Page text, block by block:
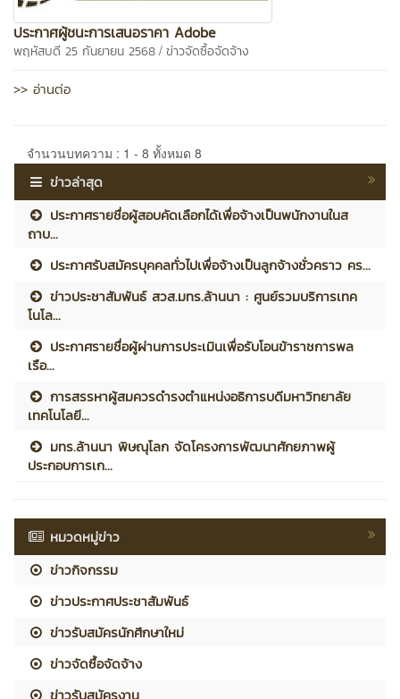
ประกาศผู้ชนะการเสนอราคา Adobe
พฤหัสบดี 25 กันยายน 2568 / ข่าวจัดซื้อจัดจ้าง
>> อ่านต่อ
จำนวนบทความ : 1 - 8 ทั้งหมด 8
ข่าวล่าสุด
ประกาศรายชื่อผู้สอบคัดเลือกได้เพื่อจ้างเป็นพนักงานในส
ถาบ...
ประกาศรับสมัครบุคคลทั่วไปเพื่อจ้างเป็นลูกจ้างชั่วคราว คร...
ข่าวประชาสัมพันธ์ สวส.มทร.ล้านนา : ศูนย์รวมบริการเทค
โนโล...
ประกาศรายชื่อผู้ผ่านการประเมินเพื่อรับโอนข้าราชการพล
เรือ...
การสรรหาผู้สมควรดำรงตำแหน่งอธิการบดีมหาวิทยาลัย
เทคโนโลยี...
มทร.ล้านนา พิษณุโลก จัดโครงการพัฒนาศักยภาพผู้
ประกอบการเก...
หมวดหมู่ข่าว
ข่าวกิจกรรม
ข่าวประกาศประชาสัมพันธ์
ข่าวรับสมัครนักศึกษาใหม่
ข่าวจัดซื้อจัดจ้าง
ข่าวรับสมัครงาน